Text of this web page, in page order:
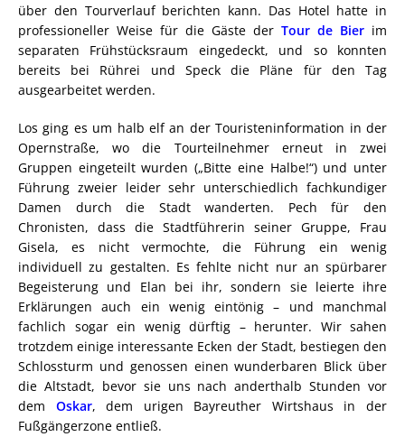
über den Tourverlauf berichten kann. Das Hotel hatte in
professioneller Weise für die Gäste der Tour de Bier im
separaten Frühstücksraum eingedeckt, und so konnten
bereits bei Rührei und Speck die Pläne für den Tag
ausgearbeitet werden.
Los ging es um halb elf an der Touristeninformation in der
Opernstraße, wo die Tourteilnehmer erneut in zwei
Gruppen eingeteilt wurden („Bitte eine Halbe!“) und unter
Führung zweier leider sehr unterschiedlich fachkundiger
Damen durch die Stadt wanderten. Pech für den
Chronisten, dass die Stadtführerin seiner Gruppe, Frau
Gisela, es nicht vermochte, die Führung ein wenig
individuell zu gestalten. Es fehlte nicht nur an spürbarer
Begeisterung und Elan bei ihr, sondern sie leierte ihre
Erklärungen auch ein wenig eintönig – und manchmal
fachlich sogar ein wenig dürftig – herunter. Wir sahen
trotzdem einige interessante Ecken der Stadt, bestiegen den
Schlossturm und genossen einen wunderbaren Blick über
die Altstadt, bevor sie uns nach anderthalb Stunden vor
dem Oskar, dem urigen Bayreuther Wirtshaus in der
Fußgängerzone entließ.